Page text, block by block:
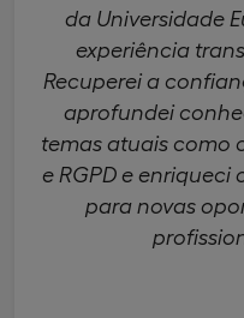
da Universidade
experiência
Recuperei a
aprofundei
temas atuais como
e RGPD e enriqueci
para novas